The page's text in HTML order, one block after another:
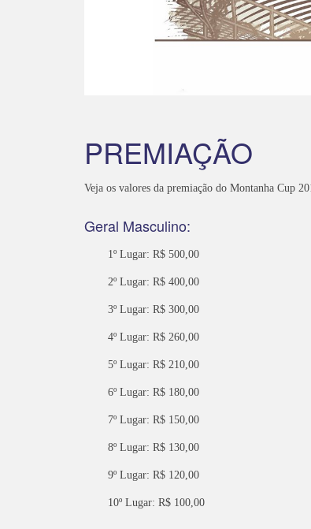
PREMIAÇÃO
Veja os valores da premiação do Montanha Cup
Geral Masculino:
1º Lugar: R$ 500,00
2º Lugar: R$ 400,00
3º Lugar: R$ 300,00
4º Lugar: R$ 260,00
5º Lugar: R$ 210,00
6º Lugar: R$ 180,00
7º Lugar: R$ 150,00
8º Lugar: R$ 130,00
9º Lugar: R$ 120,00
10º Lugar: R$ 100,00